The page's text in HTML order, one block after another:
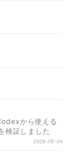
から使える
検証しました
2026-08-04